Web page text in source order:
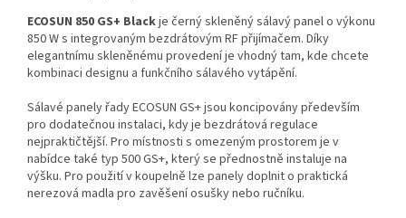
ECOSUN 850 GS+ Blackje černý skleněný sálavý panel o výkonu
850 W s integrovaným bezdrátovým RF přijímačem. Díky
elegantnímu skleněnému provedení je vhodný tam, kde chcete
kombinaci designu a funkčního sálavého vytápění.
Sálavé panely řady ECOSUN GS+ jsou koncipovány především
pro dodatečnou instalaci, kdy je bezdrátová regulace
nejpraktičtější. Pro místnosti s omezeným prostorem je v
nabídce také typ 500 GS+, který se přednostně instaluje na
výšku. Pro použití v koupelně lze panely doplnit o praktická
nerezová madla pro zavěšení osušky nebo ručníku.